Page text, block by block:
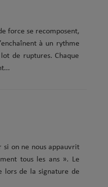
force se recomposent,
à un rythme
de ruptures. Chaque
si on ne nous appauvrit
tous les ans ». Le
lors de la signature de